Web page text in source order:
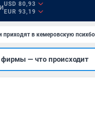
USD 80,93
EUR 93,19
в кемеровскую
фирмы — что происходит